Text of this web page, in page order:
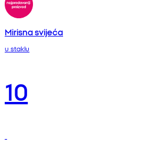
Mirisna svijeća
u staklu
10